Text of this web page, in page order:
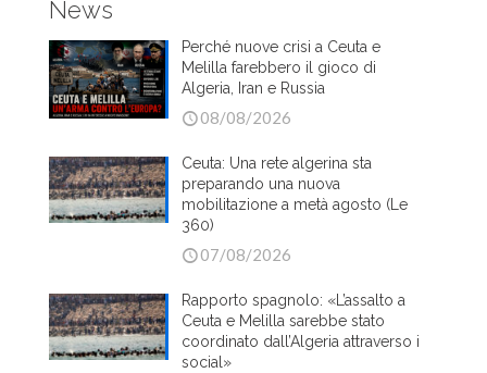
News
Perché nuove crisi a Ceuta e
Melilla farebbero il gioco di
Algeria, Iran e Russia
08/08/2026
Ceuta: Una rete algerina sta
preparando una nuova
mobilitazione a metà agosto (Le
360)
07/08/2026
Rapporto spagnolo: «L’assalto a
Ceuta e Melilla sarebbe stato
coordinato dall’Algeria attraverso i
social»